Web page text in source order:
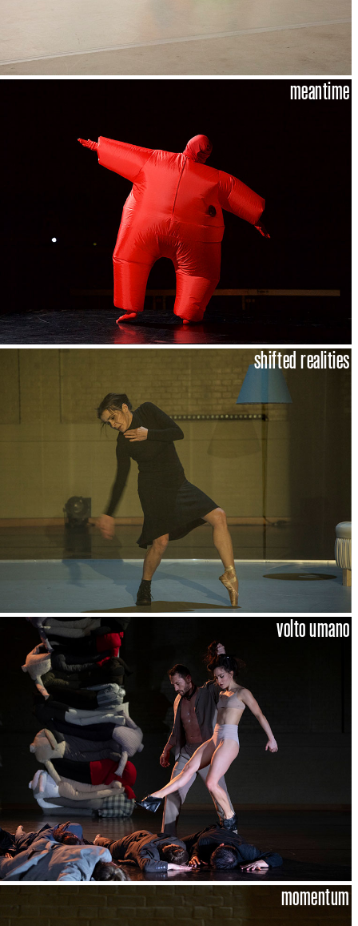
meantime
shifted realities
volto umano
momentum